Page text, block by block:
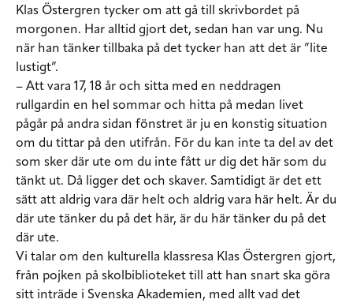
Klas Östergren tycker om att gå till skrivbordet på
morgonen. Har alltid gjort det, sedan han var ung. Nu
när han tänker tillbaka på det tycker han att det är ”lite
lustigt”.
– Att vara 17, 18 år och sitta med en neddragen
rullgardin en hel sommar och hitta på medan livet
pågår på andra sidan fönstret är ju en konstig situation
om du tittar på den utifrån. För du kan inte ta del av det
som sker där ute om du inte fått ur dig det här som du
tänkt ut. Då ligger det och skaver. Samtidigt är det ett
sätt att aldrig vara där helt och aldrig vara här helt. Är du
där ute tänker du på det här, är du här tänker du på det
där ute.
Vi talar om den kulturella klassresa Klas Östergren gjort,
från pojken på skolbiblioteket till att han snart ska göra
sitt inträde i Svenska Akademien, med allt vad det